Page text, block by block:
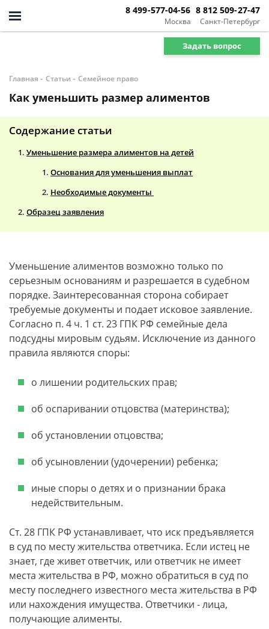
Москва
8 499-577-04-56
Санкт-Петербург
8 812 509-27-47
Задать вопрос
Главная - Статьи - Семейное право
Как уменьшить размер алиментов
Содержание статьи
Уменьшение размера алиментов на детей
Основания для уменьшения выплат
Необходимые документы
Образец заявления
Уменьшение алиментов возможно только по
серьезным основаниям и разрешается в судебном
порядке. Заинтересованная сторона собирает
требуемые документы и подает исковое заявление.
Согласно п. 4 ч. 1 ст. 23 ГПК РФ семейные дела
подсудны мировым судьям. Исключение из данного
правила являются споры:
о лишении родительских прав;
об оспаривании отцовства (материнства);
об установлении отцовства;
об усыновлении (удочерении) ребенка;
иные споры о детях и о признании брака
недействительным.
Ст. 28 ГПК РФ устанавливает, что иск предъявляется
в суд по месту жительства ответчика. Если истец не
знает, где живет ответчик, или ответчик не имеет
места жительства в РФ, можно обратиться в суд по
месту последнего известного места жительства в РФ
или нахождения имущества. Ответчики - лица,
получающие алименты.